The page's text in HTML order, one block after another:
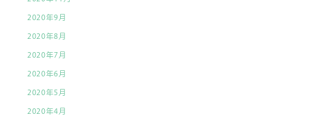
2020年9月
2020年8月
2020年7月
2020年6月
2020年5月
2020年4月